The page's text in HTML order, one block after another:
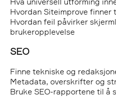
Hvordan Siteimprove
Hvordan feil påvirker
brukeropplevelse
SEO
Finne tekniske og
Metadata, overskrifter og
Bruke SEO-rapportene til å